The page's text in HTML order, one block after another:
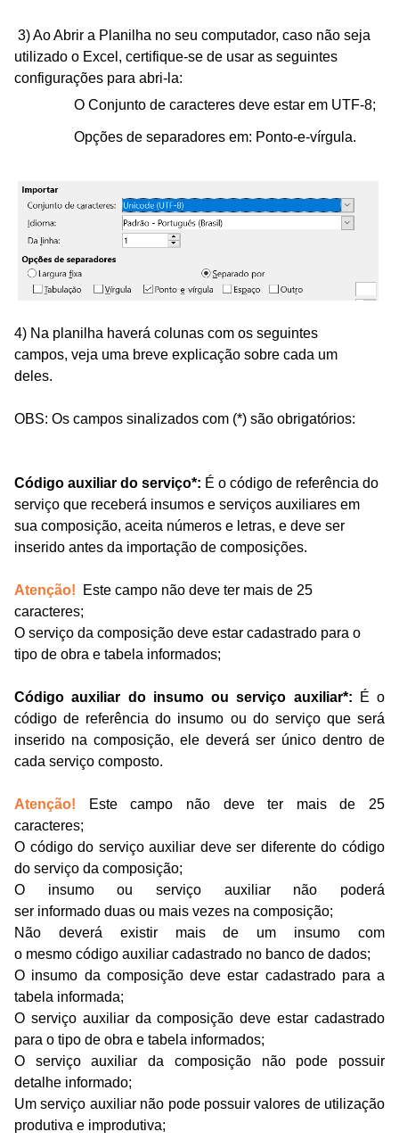
3) Ao Abrir a Planilha no seu computador, caso não seja
utilizado o Excel, certifique-se de usar as seguintes
configurações para abri-la:
O Conjunto de caracteres deve estar em UTF-8;
Opções de separadores em: Ponto-e-vírgula.
4) Na planilha haverá colunas com os seguintes
campos, veja uma breve explicação sobre cada um
deles.
OBS: Os campos sinalizados com (*) são obrigatórios:
Código auxiliar do serviço*: É o código de referência do
serviço que receberá insumos e serviços auxiliares em
sua composição, aceita números e letras, e deve ser
inserido antes da importação de composições.
Atenção!
Este campo não deve ter mais de 25
caracteres;
O serviço da composição deve estar cadastrado para o
tipo de obra e tabela informados;
Código auxiliar do insumo ou serviço auxiliar*:
É o
código de referência do insumo ou do serviço que será
inserido na composição, ele deverá ser único dentro de
cada serviço composto.
Atenção!
Este campo não deve ter mais de 25
caracteres;
O códigodo serviço auxiliar deve ser diferente do código
do serviço da composição;
O insumo ou serviço auxiliar não poderá
ser informado duas ou mais vezes na composição;
Não deverá existirmais de um insumo com
o mesmo código auxiliar cadastrado no banco de dados;
O insumo da composição deve estar cadastrado para a
tabela informada;
O serviço auxiliar da composiçãodeve estar cadastrado
para o tipo de obra e tabela informados;
O serviço auxiliar da composição não pode possuir
detalhe informado;
Um serviço auxiliar não pode possuirvalores de utilização
produtiva e improdutiva;